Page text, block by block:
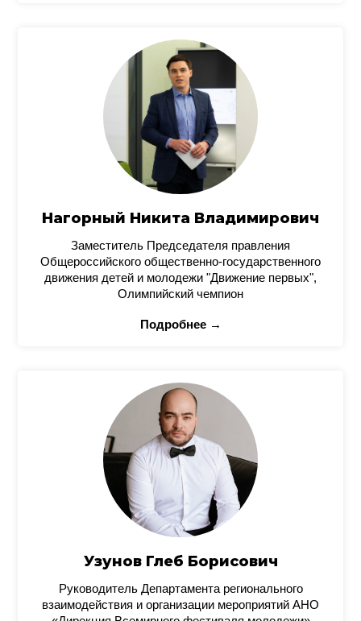
Нагорный Никита Владимирович
Заместитель Председателя правления
Общероссийского общественно-государственного
движения детей и молодежи "Движение первых",
Олимпийский чемпион
Подробнее →
Узунов Глеб Борисович
Руководитель Департамента регионального
взаимодействия и организации мероприятий АНО